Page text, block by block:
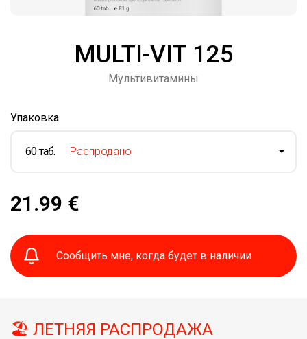
MULTI-VIT 125
Мультивитамины
Упаковка
60 таб. Распродано
21.99 €
Сообщить мне, когда будет в наличии
🏖️ ЛЕТНЯЯ РАСПРОДАЖА